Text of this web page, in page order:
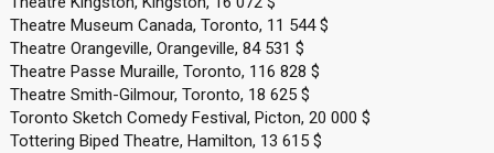
Theatre Museum Canada, Toronto, 11 544 $
Theatre Orangeville, Orangeville, 84 531 $
Theatre Passe Muraille, Toronto, 116 828 $
Theatre Smith-Gilmour, Toronto, 18 625 $
Toronto Sketch Comedy Festival, Picton, 20 000 $
Tottering Biped Theatre, Hamilton, 13 615 $